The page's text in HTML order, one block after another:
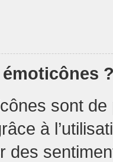
sont
à
des